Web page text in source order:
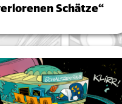
Schätze“